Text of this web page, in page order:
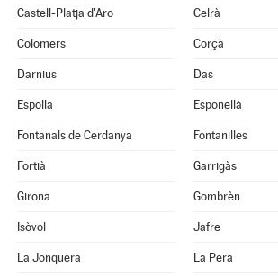
Castell-Platja d'Aro Celrà
Colomers Corçà
Darnius Das
Espolla Esponellà
Fontanals de Cerdanya Fontanilles
Fortià Garrigàs
Girona Gombrèn
Isòvol Jafre
La Jonquera La Pera